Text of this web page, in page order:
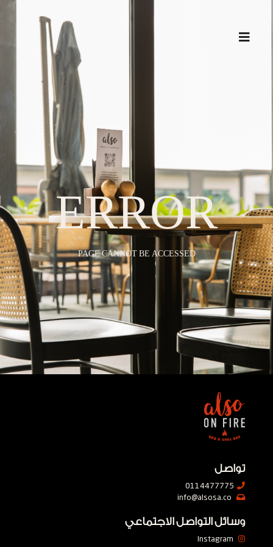
ERROR
PAGE CANNOT BE ACCESSED
تواصل
0114477775
وسائل التواصل الاجتماعي